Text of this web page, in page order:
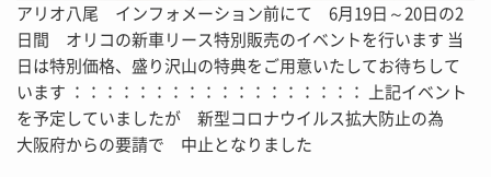
アリオ八尾 インフォメーション前にて 6月19日～20日の2
日間 オリコの新車リース特別販売のイベントを行います 当
日は特別価格、盛り沢山の特典をご用意いたしてお待ちして
います ：：：：：：：：：：：：：：：：：： 上記イベント
を予定していましたが 新型コロナウイルス拡大防止の為
大阪府からの要請で 中止となりました